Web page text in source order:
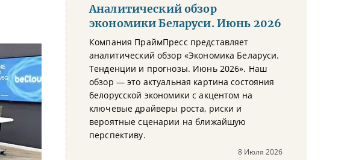
Аналитический обзор
экономики Беларуси. Июнь 2026
Компания ПраймПресс представляет
аналитический обзор «Экономика Беларуси.
Тенденции и прогнозы. Июнь 2026». Наш
обзор — это актуальная картина состояния
белорусской экономики с акцентом на
ключевые драйверы роста, риски и
вероятные сценарии на ближайшую
перспективу.
8 Июля 2026